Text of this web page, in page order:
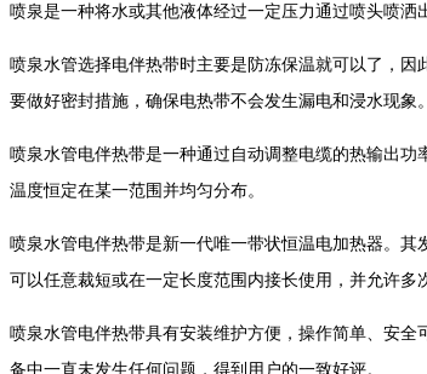
喷泉是一种将水或其他液体经过一定压力通过喷头喷
喷泉水管选择电伴热带时主要是防冻保温就可以了，因
要做好密封措施，确保电热带不会发生漏电和浸水现象。
喷泉水管电伴热带是一种通过自动调整电缆的热输出
温度恒定在某一范围并均匀分布。
喷泉水管电伴热带是新一代唯一带状恒温电加热器。
可以任意裁短或在一定长度范围内接长使用，并允许多
喷泉水管电伴热带具有安装维护方便，操作简单、安
备中一直未发生任何问题，得到用户的一致好评。